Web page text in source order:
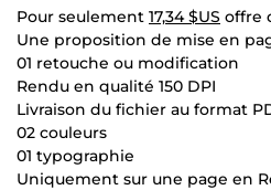
Pour seulement 17,34 $US offre
Une proposition de mise en
01 retouche ou modification
Rendu en qualité 150 DPI
Livraison du fichier au format
02 couleurs
01 typographie
Uniquement sur une page en